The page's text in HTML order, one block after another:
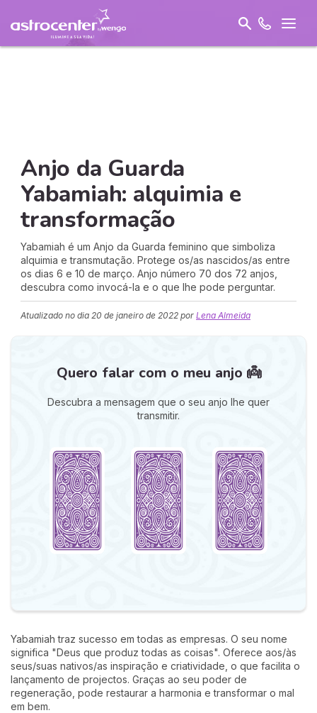
Anjo da Guarda
Yabamiah: alquimia e
transformação
Yabamiah é um Anjo da Guarda feminino que simboliza
alquimia e transmutação. Protege os/as nascidos/as entre
os dias 6 e 10 de março. Anjo número 70 dos 72 anjos,
descubra como invocá-la e o que lhe pode perguntar.
Atualizado no dia 20 de janeiro de 2022 por Lena Almeida
Quero falar com o meu anjo 👼
Descubra a mensagem que o seu anjo lhe quer
transmitir.
Yabamiah traz sucesso em todas as empresas. O seu nome
significa "Deus que produz todas as coisas". Oferece aos/às
seus/suas nativos/as inspiração e criatividade, o que facilita o
lançamento de projectos. Graças ao seu poder de
regeneração, pode restaurar a harmonia e transformar o mal
em bem.